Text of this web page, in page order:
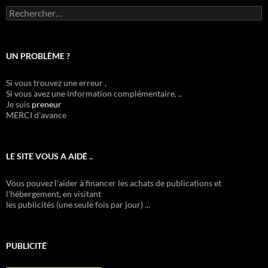
Rechercher :
UN PROBLÈME ?
Si vous trouvez une erreur ,
Si vous avez une information complémentaire, ..
Je suis preneur
MERCI d'avance
LE SITE VOUS A AIDÉ ..
Vous pouvez l'aider à financer les achats de publications et
l'hébergement, en visitant
les publicités (une seule fois par jour) ...
PUBLICITÉ